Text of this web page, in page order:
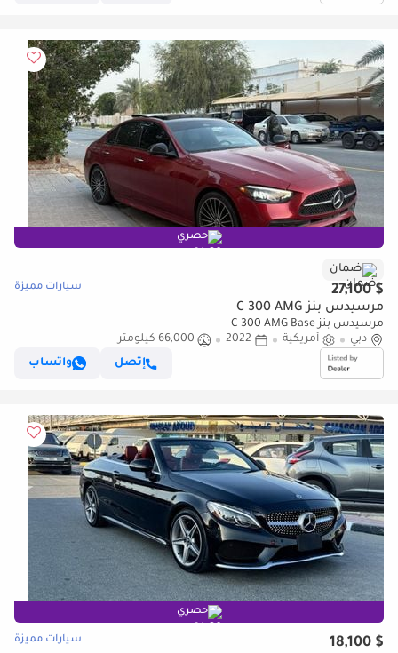
حصري
ضمان
$ 27,100 سيارات مميزة
مرسيدس بنز C 300 AMG
مرسيدس بنز C 300 AMG Base
دبي
أمريكية 2022
66,000 كيلومتر
إتصل
واتساب
حصري
$ 18,100 سيارات مميزة